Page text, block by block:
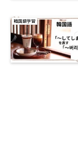
韓国語学習